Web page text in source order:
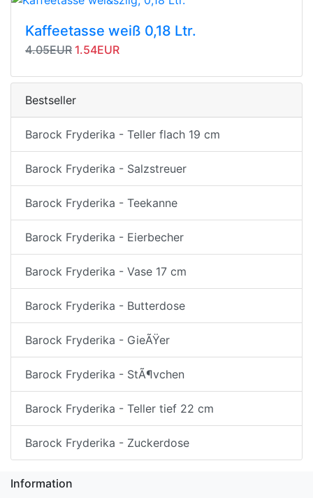
Kaffeetasse weiß 0,18 Ltr.
Originalpreis
4.05EUR Angebotspreis
1.54EUR
Bestseller
Barock Fryderika - Teller flach 19 cm
Barock Fryderika - Salzstreuer
Barock Fryderika - Teekanne
Barock Fryderika - Eierbecher
Barock Fryderika - Vase 17 cm
Barock Fryderika - Butterdose
Barock Fryderika - GieÃŸer
Barock Fryderika - StÃ¶vchen
Barock Fryderika - Teller tief 22 cm
Barock Fryderika - Zuckerdose
Information